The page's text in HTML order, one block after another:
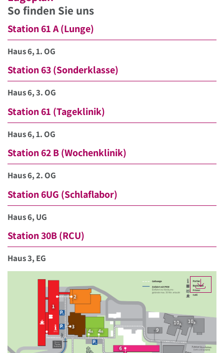
So finden Sie uns
Station 61 A (Lunge)
Haus 6, 1. OG
Station 63 (Sonderklasse)
Haus 6, 3. OG
Station 61 (Tageklinik)
Haus 6, 1. OG
Station 62 B (Wochenklinik)
Haus 6, 2. OG
Station 6UG (Schlaflabor)
Haus 6, UG
Station 30B (RCU)
Haus 3, EG